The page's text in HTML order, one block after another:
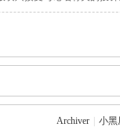
Archiver 小黑